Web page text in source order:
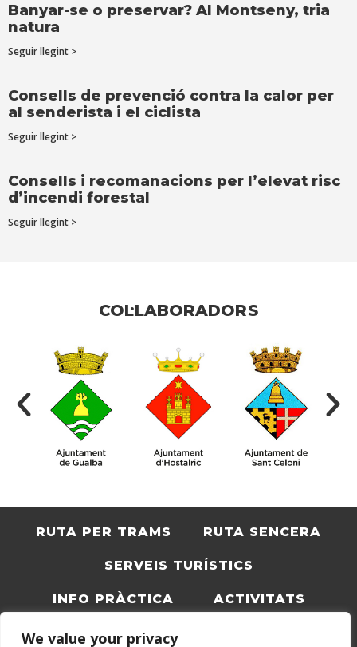
We value your privacy
Banyar-se o preservar? Al Montseny, tria
natura
Seguir llegint >
Consells de prevenció contra la calor per
al senderista i el ciclista
Seguir llegint >
Consells i recomanacions per l’elevat risc
d’incendi forestal
Seguir llegint >
COL·LABORADORS
RUTA PER TRAMS RUTA SENCERA
SERVEIS TURÍSTICS
INFO PRÀCTICA ACTIVITATS
BLOC